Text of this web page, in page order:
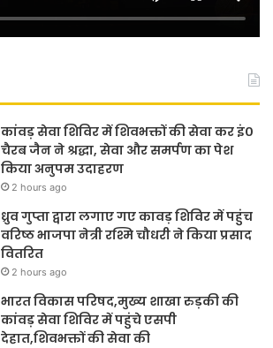
कांवड़ सेवा शिविर में शिवभक्तों की सेवा कर इं०
चैरब जैन ने श्रद्धा, सेवा और समर्पण का पेश
किया अनुपम उदाहरण
2 hours ago
ध्रुव गुप्ता द्वारा लगाए गए कावड़ शिविर में पहुंच
वरिष्ठ भाजपा नेत्री रश्मि चौधरी ने किया प्रसाद
वितरित
2 hours ago
भारत विकास परिषद,मुख्य शाखा रुड़की की
कांवड़ सेवा शिविर में पहुंचे एसपी
देहात,शिवभक्तों की सेवा की